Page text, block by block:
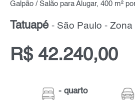
Galpão / Salão para Alugar, 400 m²
Tatuapé - São Paulo - Zona
R$ 42.240,00
- quarto